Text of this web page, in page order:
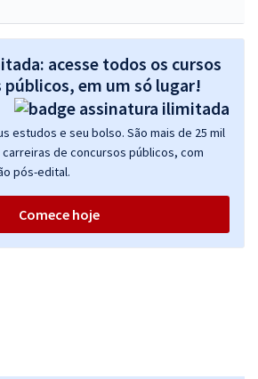
acesse todos os cursos
públicos, em um só lugar!
estudos e seu bolso. São mais de 25 mil
de concursos públicos, com
pós-edital.
Comece hoje